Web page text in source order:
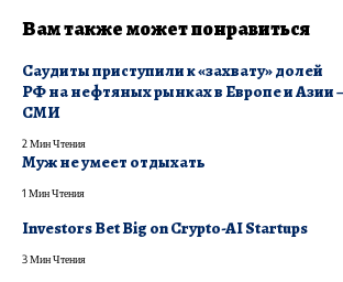
Вам также может понравиться
​Саудиты приступили к «захвату» долей
РФ на нефтяных рынках в Европе и Азии –
СМИ
2 Мин Чтения
Муж не умеет отдыхать
1 Мин Чтения
Investors Bet Big on Crypto-AI Startups
3 Мин Чтения